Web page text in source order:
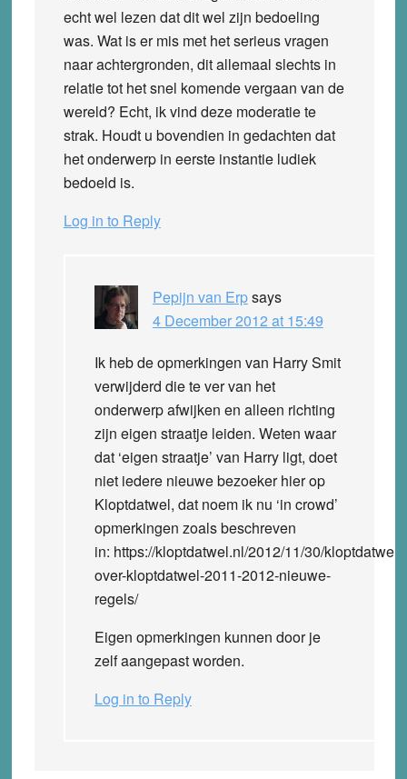
echt wel lezen dat dit wel zijn bedoeling
was. Wat is er mis met het serieus vragen
naar achtergronden, dit allemaal slechts in
relatie tot het snel komende vergaan van de
wereld? Echt, ik vind deze moderatie te
strak. Houdt u bovendien in gedachten dat
het onderwerp in eerste instantie ludiek
bedoeld is.
Log in to Reply
Pepijn van Erpsays
4 December 2012 at 15:49
Ik heb de opmerkingen van Harry Smit
verwijderd die te ver van het
onderwerp afwijken en alleen richting
zijn eigen straatje leiden. Weten waar
dat ‘eigen straatje’ van Harry ligt, doet
niet iedere nieuwe bezoeker hier op
Kloptdatwel, dat noem ik nu ‘in crowd’
opmerkingen zoals beschreven
in: https://kloptdatwel.nl/2012/11/30/kloptdatwel-
over-kloptdatwel-2011-2012-nieuwe-
regels/
Eigen opmerkingen kunnen door je
zelf aangepast worden.
Log in to Reply